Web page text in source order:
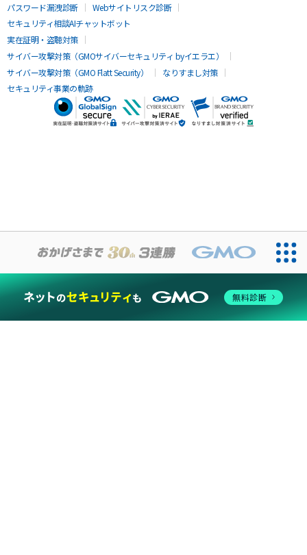
パスワード漏洩診断
Webサイトリスク診断
セキュリティ相談AIチャットボット
実在証明・盗聴対策
サイバー攻撃対策（GMOサイバーセキュリティ byイエラエ）
サイバー攻撃対策（GMO Flatt Security）
なりすまし対策
セキュリティ事業の軌跡
無料診断